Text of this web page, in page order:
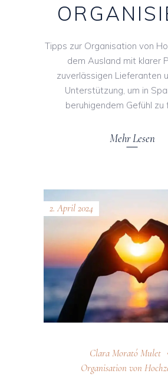
Tipps zur Organisation von
dem Ausland mit klarer
zuverlässigen Lieferanten
Unterstützung, um in
beruhigendem Gefühl zu
Mehr Lesen
2. April 2024
Clara Morató Mulet
Organisation von